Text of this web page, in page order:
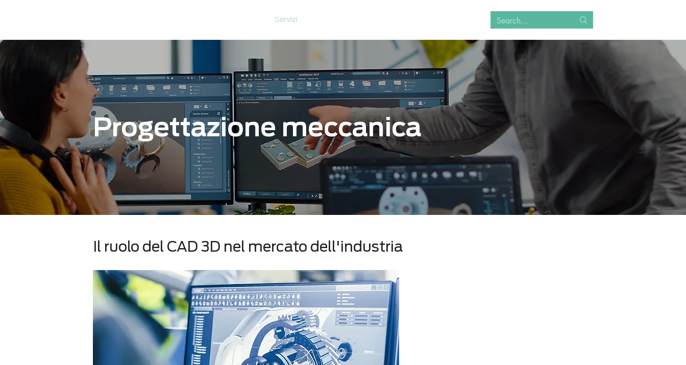
Servizi
Progettazione meccanica
Il ruolo del CAD 3D nel mercato dell'industria